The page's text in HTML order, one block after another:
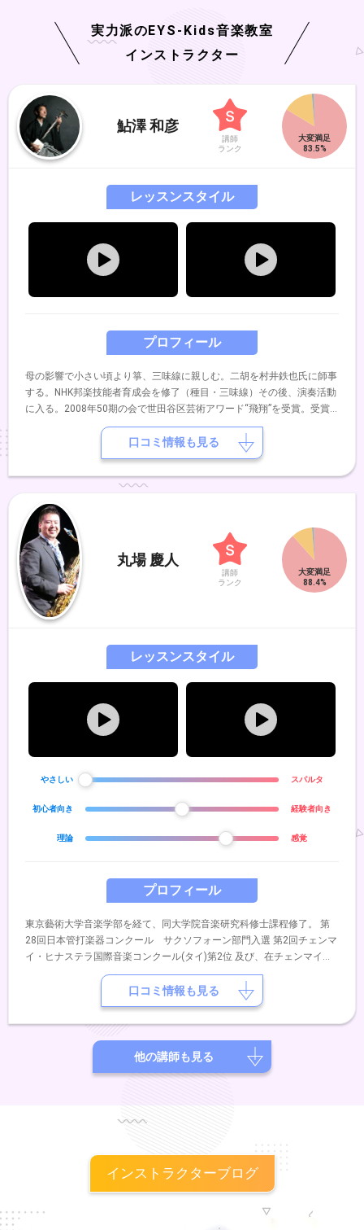
実力派の EYS-Kids音楽教室
インストラクター
鮎澤 和彦
講師
ランク
プロフィール
母の影響で小さい頃より箏、三味線に親しむ。二胡を村井鉄也氏に師事
する。NHK邦楽技能者育成会を修了（種目・三味線）その後、演奏活動
に入る。2008年50期の会で世田谷区芸術アワード“飛翔”を受賞。受賞
公演では、韓国のコムンゴ・サンジョを三味線で演奏し好評を博す。
レッスンスタイル
口コミ情報も見る
丸場 慶人
講師
ランク
プロフィール
東京藝術大学音楽学部を経て、同大学院音楽研究科修士課程修了。 第
28回日本管打楽器コンクール サクソフォーン部門入選 第2回チェンマ
イ・ヒナステラ国際音楽コンクール(タイ)第2位 及び、在チェンマイド
イツ総領事館賞受賞。 世界的サクソフォーン奏者須川展也氏率いる
「須川展也サックスバンド」参加、アンサンブルアレンジの提供も行
う。 Tokyo Rockn Sax (東京ロックンサックス)メンバー。
レッスンスタイル
やさしい スパルタ
初心者向き 経験者向き
理論 感覚
口コミ情報も見る
他の講師も見る
インストラクターブログ